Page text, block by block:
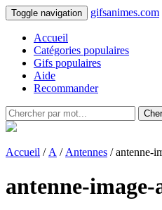
Toggle navigation gifsanimes.com
Accueil
Catégories populaires
Gifs populaires
Aide
Recommander
Accueil / A / Antennes / antenne-
antenne-image-